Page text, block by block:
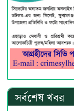
সর্বশেষ খবর